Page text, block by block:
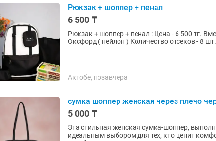
Рюкзак + шоппер + пенал
6 500 ₸
Рюкзак + шоппер + пенал : Цена - 6 500 тг.
Оксфорд ( нейлон ) Количество отсеков - 8 шт.
Актобе, позавчера
сумка шоппер женская через плечо
5 000 ₸
Эта стильная женская сумка-шоппер,
идеальным выбором для тех, кто ценит